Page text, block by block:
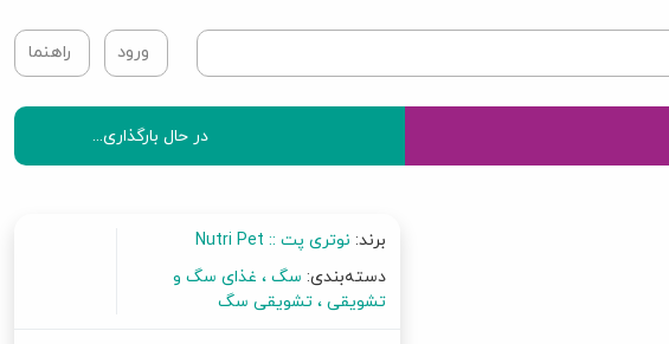
ورود راهنما
در حال بارگذاری...
برند: نوتری پت :: Nutri Pet
دسته‌بندی: سگ غذای سگ و
تشویقی تشویقی سگ